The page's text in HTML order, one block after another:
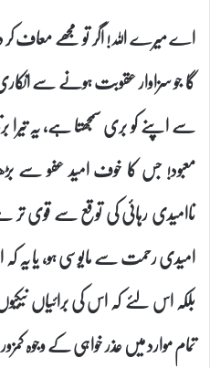
اے میرے اللہ! اگر تو مجھے معاف
گا جو سزاوار عقوبت ہونے سے
سے اپنے کو بری سمجھتا ہے، یہ
معبود! جس کا خوف امید عفو سے
ناامیدی رہائی کی توقع سے قوی
امیدی رحمت سے مایوسی ہو، یا یہ کہ
بلکہ اس لئے کہ اس کی برائیاں
تمام موارد میں عذر خواہی کے وجوہ